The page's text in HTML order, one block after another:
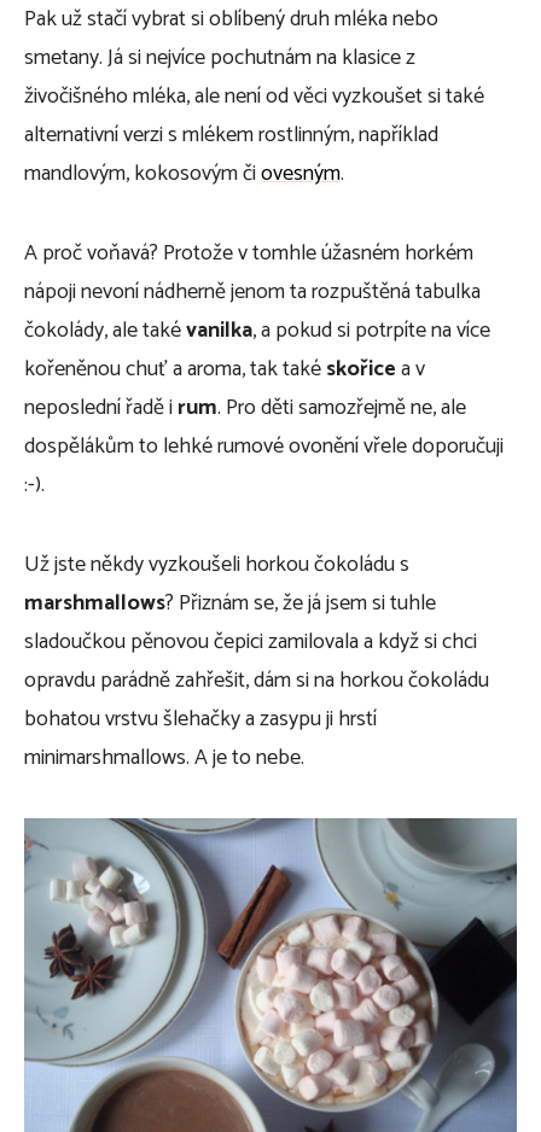
Pak už stačí vybrat si oblíbený druh mléka nebo
smetany. Já si nejvíce pochutnám na klasice z
živočišného mléka, ale není od věci vyzkoušet si také
alternativní verzi s mlékem rostlinným, například
mandlovým, kokosovým čiovesným.
A proč voňavá? Protože v tomhle úžasném horkém
nápoji nevoní nádherně jenom ta rozpuštěná tabulka
čokolády, ale takévanilka, a pokud si potrpíte na více
kořeněnou chuť a aroma, tak takéskořicea v
neposlední řadě irum. Pro děti samozřejmě ne, ale
dospělákům to lehké rumové ovonění vřele doporučuji
:-).
Už jste někdy vyzkoušeli horkou čokoládu s
marshmallows? Přiznám se, že já jsem si tuhle
sladoučkou pěnovou čepici zamilovala a když si chci
opravdu parádně zahřešit, dám si na horkou čokoládu
bohatou vrstvu šlehačky a zasypu ji hrstí
minimarshmallows. A je to nebe.